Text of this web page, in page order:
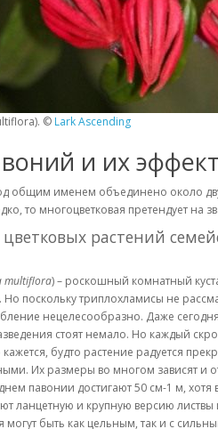
© Lark Ascending
и их
именем объединено около
то многоцветковая претендует на
растений
multiflora) – роскошный комнатный
поскольку триплохламисы не
нецелесообразно. Даже
стоят немало. Но каждый
кажется, будто растение радуется
Их размеры во многом зависят
павонии достигают 50 см-1 м, хотя
ланцетную и крупную версию
могут быть как цельным, так и с